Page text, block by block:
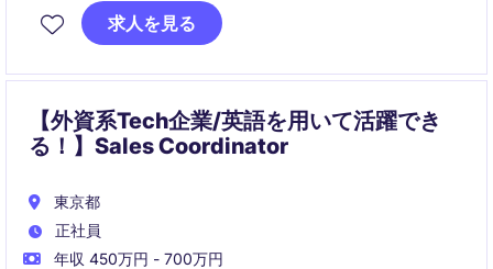
門間連携が求められます。
求人を見る
【外資系Tech企業/英語を用いて活躍でき
る！】Sales Coordinator
東京都
正社員
年収 450万円 - 700万円